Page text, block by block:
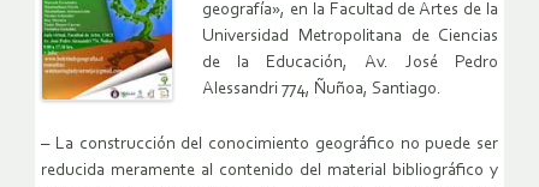
geografía», en la Facultad de Artes de la
Universidad Metropolitana de Ciencias
de la Educación, Av. José Pedro
Alessandri 774, Ñuñoa, Santiago.
– La construcción del conocimiento geográfico no puede ser
reducida meramente al contenido del material bibliográfico y